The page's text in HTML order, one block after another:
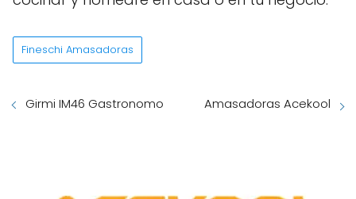
Fineschi Amasadoras
Girmi IM46 Gastronomo Amasadoras Acekool